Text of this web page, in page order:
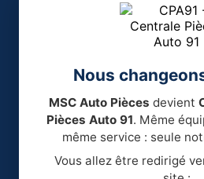
Nous
MSC Auto Pièces devient
Pièces Auto 91. Même
même service : seule
Vous allez être redirigé